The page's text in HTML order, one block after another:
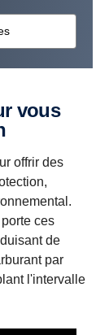
offrir des
ces
de
par
l'intervalle